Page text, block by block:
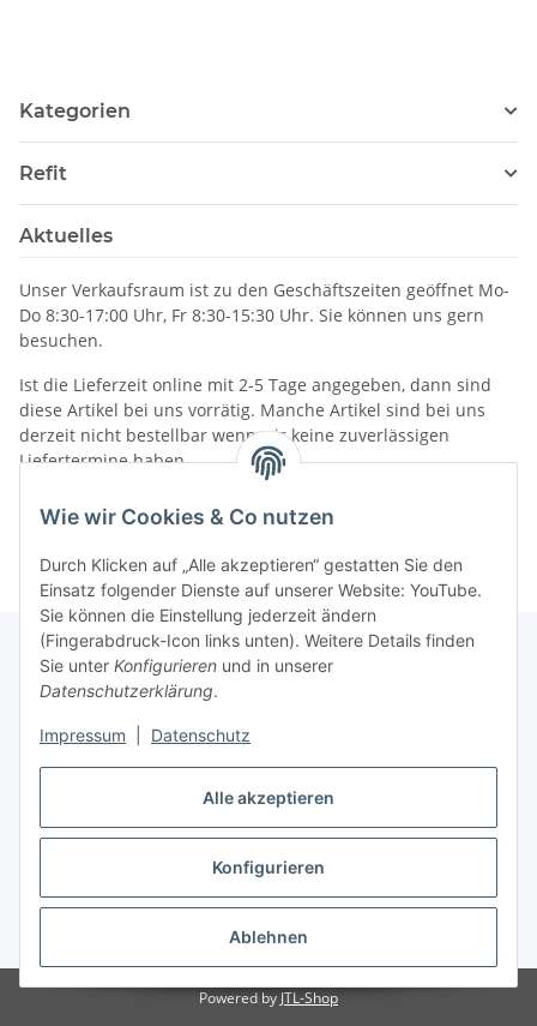
Alle akzeptieren
Konfigurieren
Ablehnen
Wie wir Cookies & Co nutzen
Durch Klicken auf „Alle akzeptieren“ gestatten Sie den
Einsatz folgender Dienste auf unserer Website: YouTube.
Sie können die Einstellung jederzeit ändern
(Fingerabdruck-Icon links unten). Weitere Details finden
Sie unter Konfigurieren und in unserer
Datenschutzerklärung.
Impressum Datenschutz
Kategorien
Refit
Aktuelles
Unser Verkaufsraum ist zu den Geschäftszeiten geöffnet Mo-
Do 8:30-17:00 Uhr, Fr 8:30-15:30 Uhr. Sie können uns gern
besuchen.
Ist die Lieferzeit online mit 2-5 Tage angegeben, dann sind
diese Artikel bei uns vorrätig. Manche Artikel sind bei uns
derzeit nicht bestellbar wenn wir keine zuverlässigen
Liefertermine haben.
Informationen
Gesetzliche Informationen
Vertrag widerrufen
* Alle Preise inkl. gesetzlicher USt., zzgl.Versand
Powered by JTL-Shop